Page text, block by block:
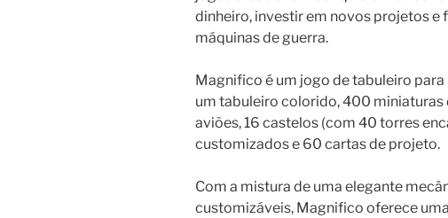
dinheiro, investir em novos projetos e
máquinas de guerra.
Magnifico é um jogo de tabuleiro
um tabuleiro colorido, 400 miniaturas
aviões, 16 castelos (com 40 torres
customizados e 60 cartas de projeto.
Com a mistura de uma elegante
customizáveis, Magnifico oferece